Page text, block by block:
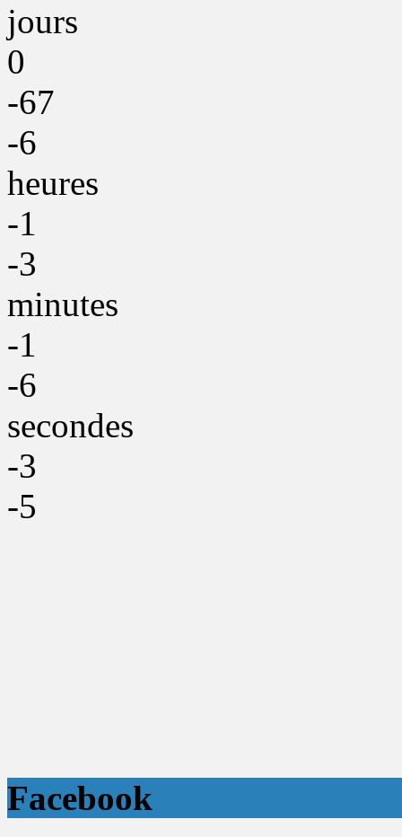
jours
0
-67
-6
heures
-1
-3
minutes
-1
-6
secondes
-3
-5
Facebook